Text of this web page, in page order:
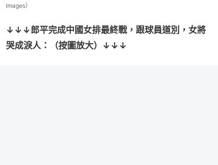
Images）
↓↓↓郎平完成中國女排最終戰，跟球員道別，女將
哭成淚人：（按圖放大）↓↓↓